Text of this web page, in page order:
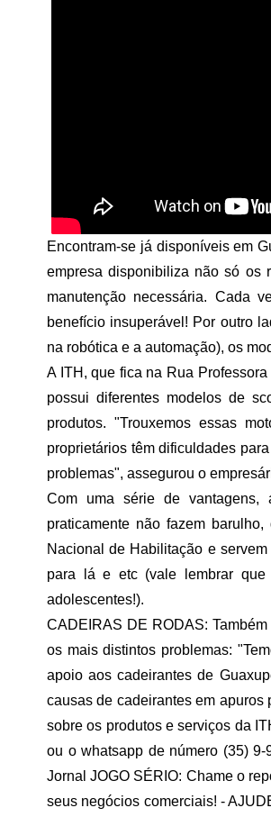
Encontram-se já disponíveis em
empresa disponibiliza não só os
manutenção necessária. Cada
benefício insuperável! Por outro
na robótica e a automação), os
A ITH, que fica na Rua
possui diferentes modelos de
produtos. "Trouxemos essas
proprietários têm dificuldades
problemas", assegurou o
Com uma série de vantagens,
praticamente não fazem
Nacional de Habilitação e
para lá e etc (vale lembrar que
adolescentes!).
CADEIRAS DE RODAS:
os mais distintos problemas:
apoio aos cadeirantes de
causas de cadeirantes em apuros
sobre os produtos e serviços da
ou o whatsapp de número (35)
Jornal JOGO SÉRIO: Chame o
seus negócios comerciais! -